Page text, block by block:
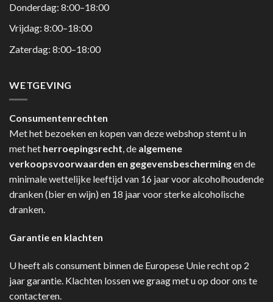
Donderdag: 8:00–18:00
Vrijdag: 8:00–18:00
Zaterdag: 8:00–18:00
WETGEVING
Consumentenrechten
Met het bezoeken en kopen van deze webshop stemt u in
met het herroepingsrecht, de algemene
verkoopsvoorwaarden en gegevensbeschermingen de
minimale wettelijke leeftijd van 16 jaar voor alcoholhoudende
dranken (bier en wijn) en 18 jaar voor sterke alcoholische
dranken.
Garantie en klachten
U heeft als consument binnen de Europese Unie recht op 2
jaar garantie. Klachten lossen we graag met u op door ons te
contacteren.